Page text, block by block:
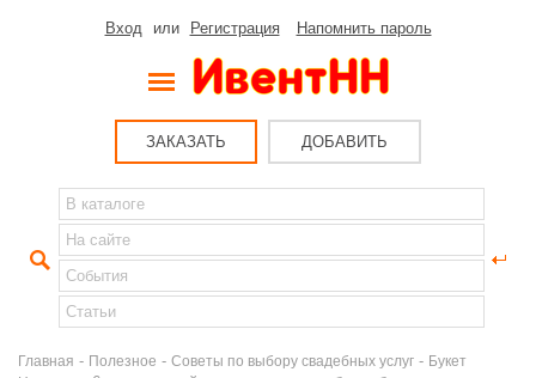
Вход или Регистрация Напомнить пароль
ЗАКАЗАТЬ ДОБАВИТЬ
Главная - Полезное - Советы по выбору свадебных услуг - Букет